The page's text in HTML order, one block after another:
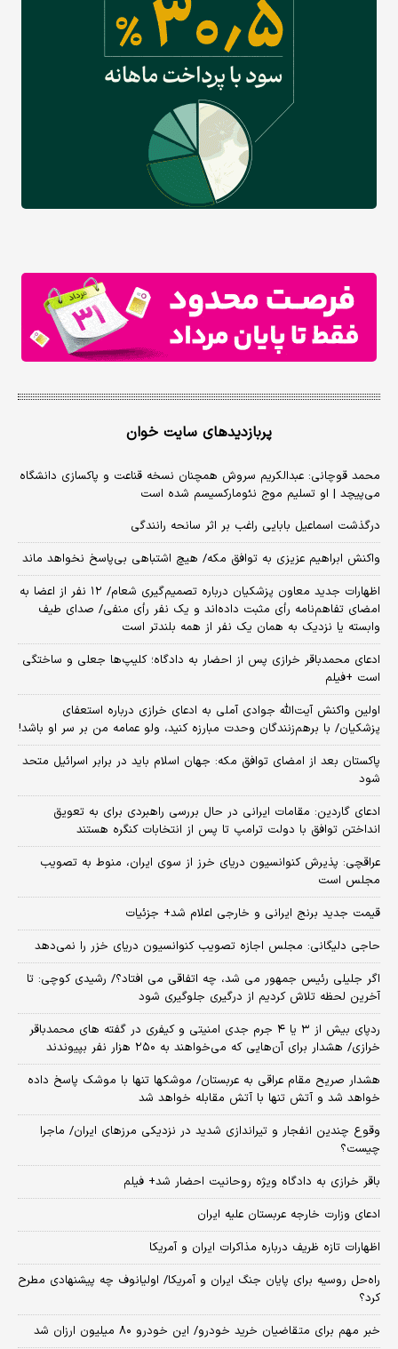
پربازدیدهای سایت خوان
محمد قوچانی: عبدالکریم سروش همچنان نسخه قناعت و پاکسازی دانشگاه
می‌پیچد | او تسلیم موج نئومارکسیسم شده است
درگذشت اسماعیل بابایی راغب بر اثر سانحه رانندگی
واکنش ابراهیم عزیزی به توافق مکه/ هیچ اشتباهی بی‌پاسخ نخواهد ماند
اظهارات جدید معاون پزشکیان درباره تصمیم‌گیری شعام/ ۱۲ نفر از اعضا به
امضای تفاهم‌نامه رأی مثبت داده‌اند و یک نفر رأی منفی/ صدای طیف
وابسته یا نزدیک به همان یک نفر از همه بلندتر است
ادعای محمدباقر خرازی پس از احضار به دادگاه؛ کلیپ‌ها جعلی و ساختگی
است +فیلم
اولین واکنش آیت‌الله جوادی آملی به ادعای خرازی درباره استعفای
پزشکیان/ با برهم‌زنندگان وحدت مبارزه کنید، ولو عمامه من بر سر او باشد!
پاکستان بعد از امضای توافق مکه: جهان اسلام باید در برابر اسرائیل متحد
شود
ادعای گاردین: مقامات ایرانی در حال بررسی راهبردی برای به تعویق
انداختن توافق با دولت ترامپ تا پس از انتخابات کنگره هستند
عراقچی: پذیرش کنوانسیون دریای خرز از سوی ایران، منوط به تصویب
مجلس است
قیمت جدید برنج ایرانی و خارجی اعلام شد+ جزئیات
حاجی دلیگانی: مجلس اجازه تصویب کنوانسیون دریای خزر را نمی‌دهد
اگر جلیلی رئیس جمهور می شد، چه اتفاقی می افتاد؟/ رشیدی کوچی: تا
آخرین لحظه تلاش کردیم از درگیری جلوگیری شود
ردپای بیش از ۳ یا ۴ جرم جدی امنیتی و کیفری در گفته های محمدباقر
خرازی/ هشدار برای آن‌هایی که می‌خواهند به ۲۵۰ هزار نفر بپیوندند
هشدار صریح مقام عراقی به عربستان/ موشکها تنها با موشک پاسخ داده
خواهد شد و آتش تنها با آتش مقابله خواهد شد
وقوع چندین انفجار و تیراندازی شدید در نزدیکی مرز‌های ایران/ ماجرا
چیست؟
باقر خرازی به دادگاه ویژه روحانیت احضار شد+ فیلم
ادعای وزارت خارجه عربستان علیه ایران
اظهارات تازه ظریف درباره مذاکرات ایران و آمریکا
راه‌حل روسیه برای پایان جنگ ایران و آمریکا/ اولیانوف چه پیشنهادی مطرح
کرد؟
خبر مهم برای متقاضیان خرید خودرو/ این خودرو ۸۰ میلیون ارزان شد